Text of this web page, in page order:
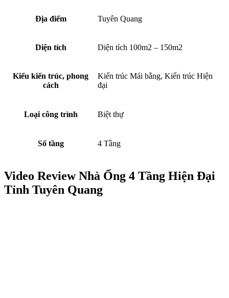
Địa điểm Tuyên Quang
Diện tích Diện tích 100m2 – 150m2
Kiểu kiến trúc, phong
cách
Kiến trúc Mái bằng, Kiến trúc Hiện
đại
Loại công trình Biệt thự
Số tầng 4 Tầng
Video Review Nhà Ống 4 Tầng Hiện Đại
Tỉnh Tuyên Quang